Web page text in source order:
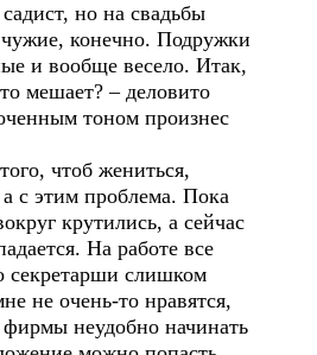
но на свадьбы
конечно. Подружки
и вообще весело. Итак,
мешает? – деловито
тоном произнес
чтоб жениться,
с этим проблема. Пока
крутились, а сейчас
На работе все
секретарши слишком
не очень-то нравятся,
неудобно начинать